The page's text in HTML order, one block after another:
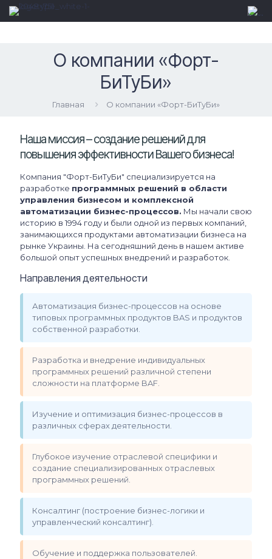
О компании «Форт-
БиТуБи»
Главная О компании «Форт-БиТуБи»
Наша миссия – создание решений для
повышения эффективности Вашего бизнеса!
Компания "Форт-БиТуБи" специализируется на
разработке программных решений в области
управления бизнесом и комплексной
автоматизации бизнес-процессов. Мы начали свою
историю в 1994 году и были одной из первых компаний,
занимающихся продуктами автоматизации бизнеса на
рынке Украины. На сегодняшний день в нашем активе
большой опыт успешных внедрений и разработок.
Направления деятельности
Автоматизация бизнес-процессов на основе
типовых программных продуктов BAS и продуктов
собственной разработки.
Разработка и внедрение индивидуальных
программных решений различной степени
сложности на платформе BAF.
Изучение и оптимизация бизнес-процессов в
различных сферах деятельности.
Глубокое изучение отраслевой специфики и
создание специализированных отраслевых
программных решений.
Консалтинг (построение бизнес-логики и
управленческий консалтинг).
Обучение и поддержка пользователей.